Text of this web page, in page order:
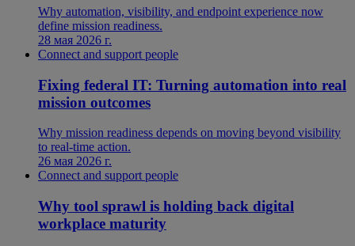
Why automation, visibility, and endpoint experience now
define mission readiness.
28 мая 2026 г.
Connect and support people
Fixing federal IT: Turning automation into real
mission outcomes
Why mission readiness depends on moving beyond visibility
to real-time action.
26 мая 2026 г.
Connect and support people
Why tool sprawl is holding back digital
workplace maturity